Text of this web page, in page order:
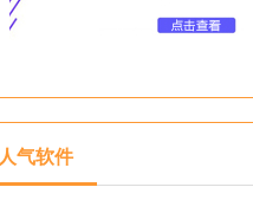
人气软件